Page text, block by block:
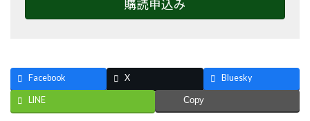
購読申込み
Facebook X Bluesky
LINE Copy